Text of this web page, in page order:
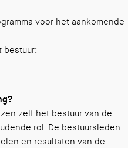
voor het aankomende
bestuur;
zelf het bestuur van de
rol. De bestuursleden
en resultaten van de